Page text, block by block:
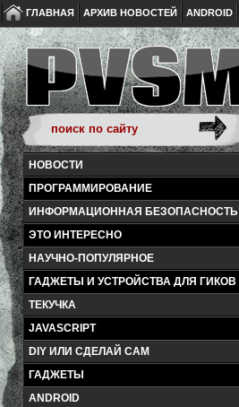
ГЛАВНАЯ АРХИВ НОВОСТЕЙ ANDROID
НОВОСТИ
ПРОГРАММИРОВАНИЕ
ИНФОРМАЦИОННАЯ БЕЗОПАСНОСТЬ
ЭТО ИНТЕРЕСНО
НАУЧНО-ПОПУЛЯРНОЕ
ГАДЖЕТЫ И УСТРОЙСТВА ДЛЯ ГИКОВ
ТЕКУЧКА
JAVASCRIPT
DIY ИЛИ СДЕЛАЙ САМ
ГАДЖЕТЫ
ANDROID